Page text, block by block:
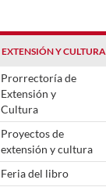
EXTENSIÓN Y CULTURA
Prorrectoría de
Extensión y
Cultura
Proyectos de
extensión y cultura
Feria del libro